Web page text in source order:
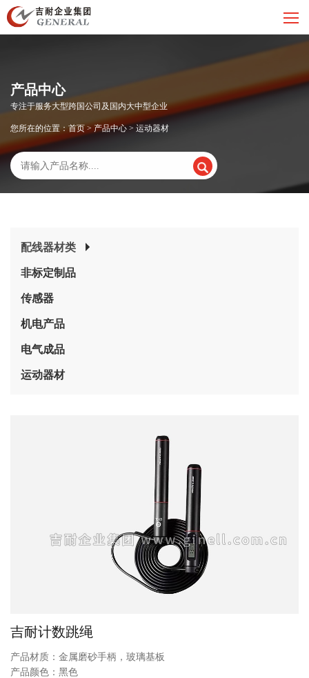
产品中心
专注于服务大型跨国公司及国内大中型企业
您所在的位置：首页 > 产品中心 > 运动器材
配线器材类
非标定制品
传感器
机电产品
电气成品
运动器材
吉耐计数跳绳
产品材质：金属磨砂手柄，玻璃基板
产品颜色：黑色